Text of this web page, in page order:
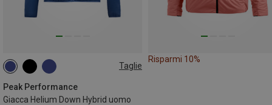
Taglie
Peak Performance
Giacca Helium Down Hybrid uomo
S M L
Risparmi 10%